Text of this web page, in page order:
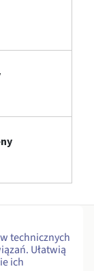
technicznych
Ułatwią
ich